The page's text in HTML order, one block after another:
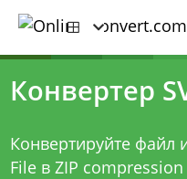
Конвертер
Конвертируйте файл
File в ZIP